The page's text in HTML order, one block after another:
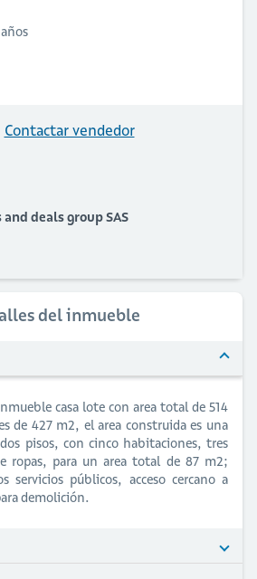
Contactar vendedor
and deals group SAS
del inmueble
casa lote con area total de 514
de 427 m2, el area construida es una
pisos, con cinco habitaciones, tres
ropas, para un area total de 87 m2;
servicios públicos, acceso cercano a
demolición.